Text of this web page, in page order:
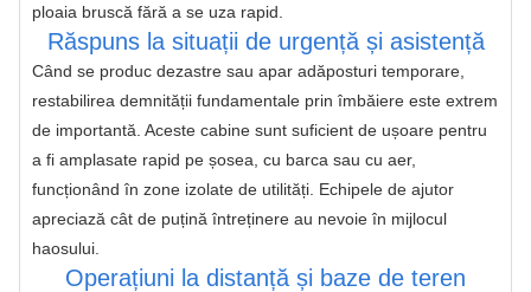
ploaia bruscă fără a se uza rapid.
Răspuns la situații de urgență și asistență
Când se produc dezastre sau apar adăposturi temporare,
restabilirea demnității fundamentale prin îmbăiere este extrem
de importantă. Aceste cabine sunt suficient de ușoare pentru
a fi amplasate rapid pe șosea, cu barca sau cu aer,
funcționând în zone izolate de utilități. Echipele de ajutor
apreciază cât de puțină întreținere au nevoie în mijlocul
haosului.
Operațiuni la distanță și baze de teren